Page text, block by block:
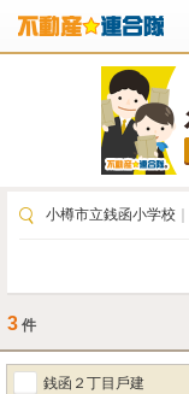
小樽市立銭函小学校
3 件
銭函２丁⽬⼾建